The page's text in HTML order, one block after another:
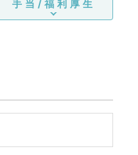
手当/福利厚生